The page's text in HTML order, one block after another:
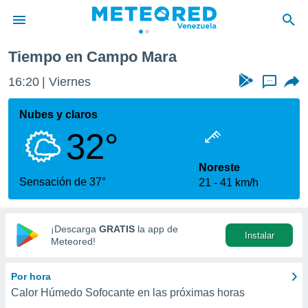
de
ha
calidad.
a este
las
y
digital
basada
Tiempo en Campo Mara
16:20 Viernes ...
Nubes y claros
32°
Sensación de 37°
Noreste
21
41 km/h
¡Descarga GRATIS la app de
Meteored!
Instalar
Por hora
Calor Húmedo Sofocante en las próximas horas